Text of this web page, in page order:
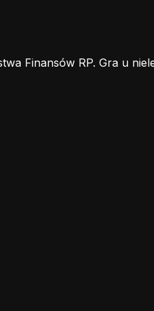
Finansów RP. Gra u